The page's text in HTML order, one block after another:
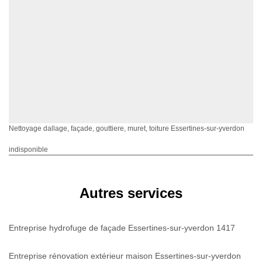
Nettoyage dallage, façade, gouttiere, muret, toiture Essertines-sur-yverdon
indisponible
Autres services
Entreprise hydrofuge de façade Essertines-sur-yverdon 1417
Entreprise rénovation extérieur maison Essertines-sur-yverdon